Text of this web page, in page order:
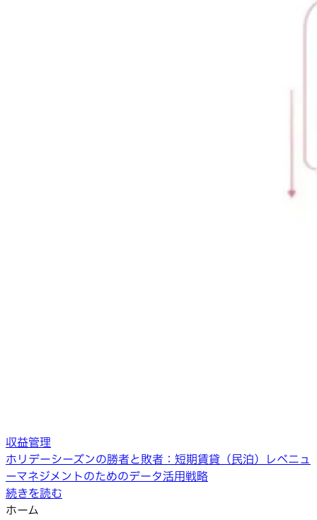
収益管理
ホリデーシーズンの勝者と敗者：短期賃貸（民泊）レベニュ
ーマネジメントのためのデータ活用戦略
続きを読む
ホーム